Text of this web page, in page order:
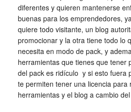
diferentes y quieren mantenerse
buenas para los emprendedores,
quiere todo visitante, un blog
promocionar y la otra tiene todo lo
necesita en modo de pack, y
herramientas que tienes que tener
del pack es ridículo y si esto fuera
te permiten tener una licencia para
herramientas y el blog a cambio